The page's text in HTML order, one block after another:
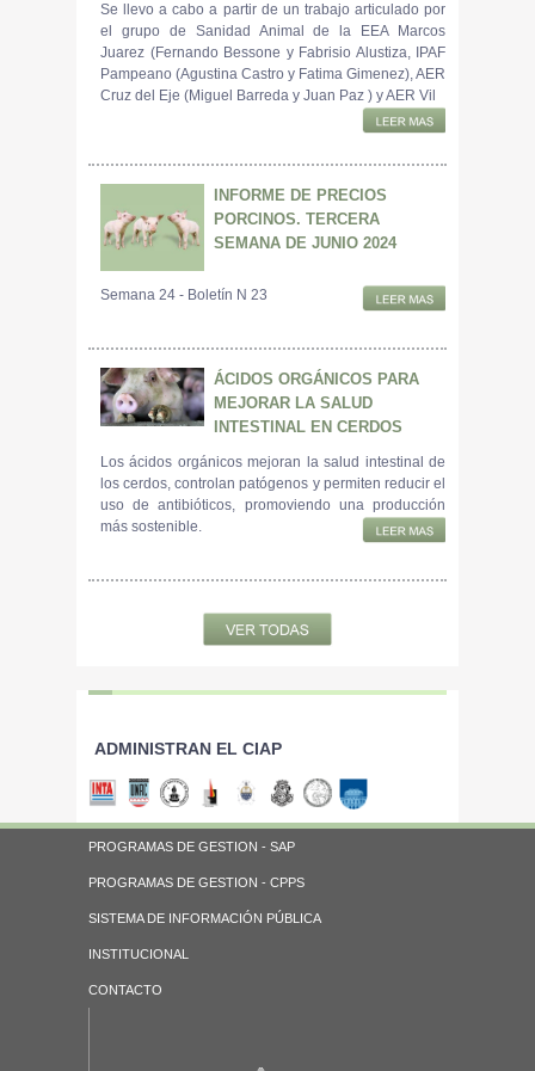
Se llevo a cabo a partir de un trabajo articulado por
el grupo de Sanidad Animal de la EEA Marcos
Juarez (Fernando Bessone y Fabrisio Alustiza, IPAF
Pampeano (Agustina Castro y Fatima Gimenez), AER
Cruz del Eje (Miguel Barreda y Juan Paz ) y AER Vil
INFORME DE PRECIOS
PORCINOS. TERCERA
SEMANA DE JUNIO 2024
Semana 24 - Boletín N 23
ÁCIDOS ORGÁNICOS PARA
MEJORAR LA SALUD
INTESTINAL EN CERDOS
Los ácidos orgánicos mejoran la salud intestinal de
los cerdos, controlan patógenos y permiten reducir el
uso de antibióticos, promoviendo una producción
más sostenible.
ADMINISTRAN EL CIAP
PROGRAMAS DE GESTION - SAP
PROGRAMAS DE GESTION - CPPS
SISTEMA DE INFORMACIÓN PÚBLICA
INSTITUCIONAL
CONTACTO